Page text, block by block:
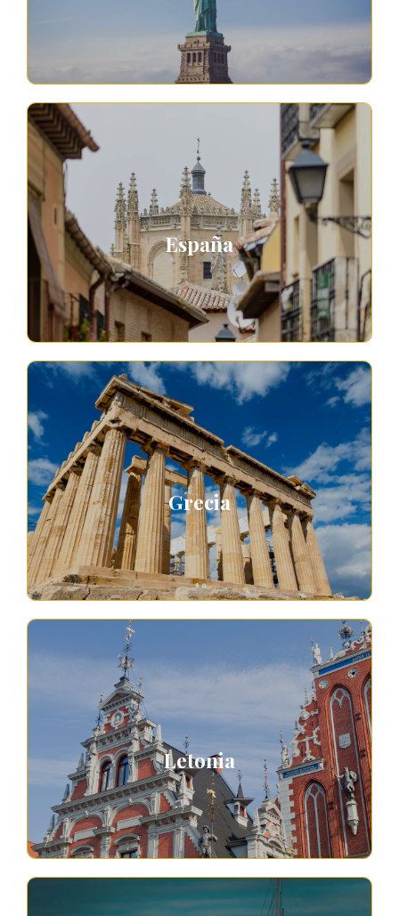
España
Grecia
Letonia